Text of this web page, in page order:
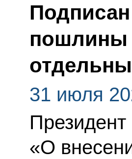
31 июля
«О